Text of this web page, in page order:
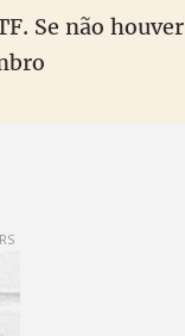
Se não houver